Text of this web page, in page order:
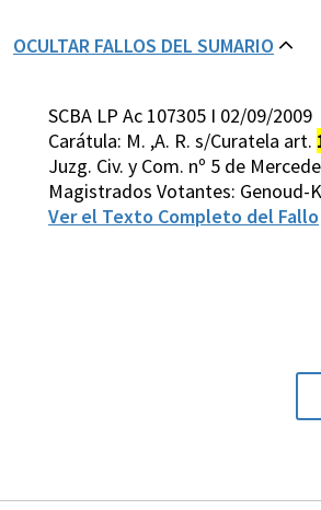
OCULTAR FALLOS DEL SUMARIO
SCBA LP Ac 107305 I 02/09/2009
Carátula: M. ,A. R. s/Curatela art.
Juzg. Civ. y Com. nº 5 de
Magistrados Votantes:
Ver el Texto Completo del Fallo